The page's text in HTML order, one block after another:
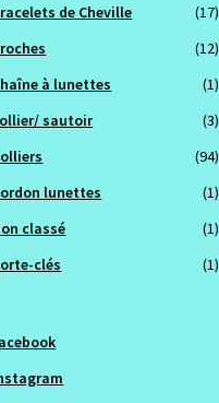
de Cheville
(17)
(12)
à lunettes
(1)
sautoir
(3)
(94)
lunettes
(1)
classé
(1)
clés
(1)